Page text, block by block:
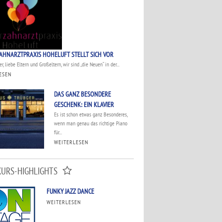
HOHELUFT STELLT SICH VOR
liebe Eltern und Großeltern, wir sind „die Neuen“ in der...
DAS GANZ BESONDERE
GESCHENK: EIN KLAVIER
Es ist schon etwas ganz Besonderes,
wenn man genau das richtige Piano
für...
WEITERLESEN
HIGHLIGHTS
FUNKY JAZZ DANCE
WEITERLESEN